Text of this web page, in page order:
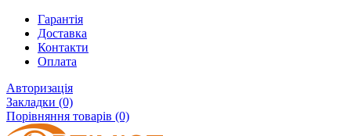
Гарантія
Доставка
Контакти
Оплата
Авторизація
Закладки (0)
Порівняння товарів (0)